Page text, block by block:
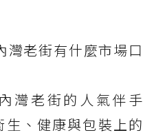
灣老街有什麼市場口
灣老街的人氣伴手
、健康與包裝上的